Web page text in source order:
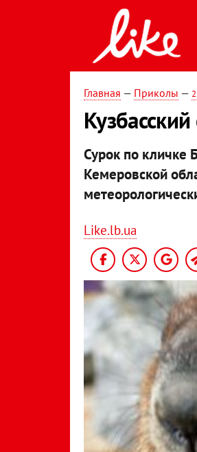
Главная — Приколы —
Сурок по кличке
Кемеровской
Like.lb.ua